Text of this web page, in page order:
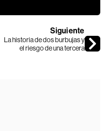
Siguiente
La historia de dos burbujas y
el riesgo de una tercera